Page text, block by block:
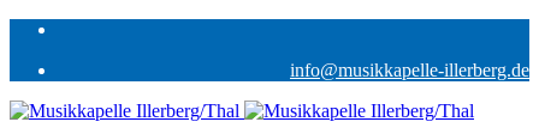
info@musikkapelle-illerberg.de